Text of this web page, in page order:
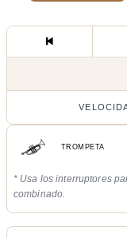
TROMPETA
* Usa los interruptores
combinado.